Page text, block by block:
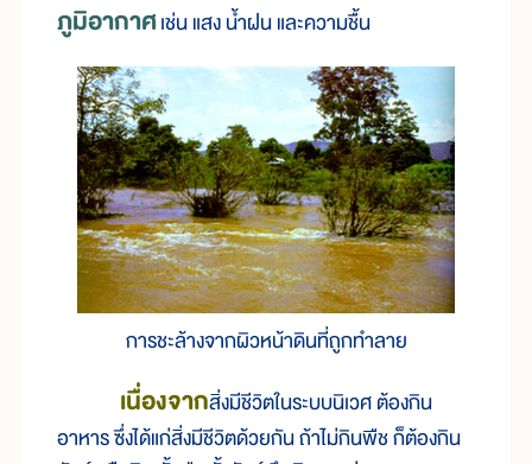
ภูมิอากาศเช่น แสง น้ำฝน และความชื้น
การชะล้างจากผิวหน้าดินที่ถูกทำลาย
เนื่องจากสิ่งมีชีวิตในระบบนิเวศ ต้องกิน
อาหาร ซึ่งได้แก่สิ่งมีชีวิตด้วยกัน ถ้าไม่กินพืช ก็ต้องกิน